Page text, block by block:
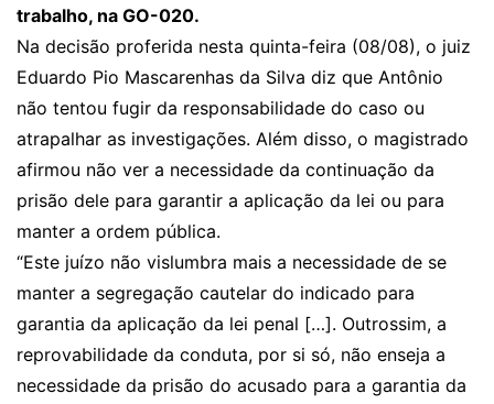
trabalho, na GO-020.
Na decisão proferida nesta quinta-feira (08/08), o juiz
Eduardo Pio Mascarenhas da Silva diz que Antônio
não tentou fugir da responsabilidade do caso ou
atrapalhar as investigações. Além disso, o magistrado
afirmou não ver a necessidade da continuação da
prisão dele para garantir a aplicação da lei ou para
manter a ordem pública.
“Este juízo não vislumbra mais a necessidade de se
manter a segregação cautelar do indicado para
garantia da aplicação da lei penal […]. Outrossim, a
reprovabilidade da conduta, por si só, não enseja a
necessidade da prisão do acusado para a garantia da